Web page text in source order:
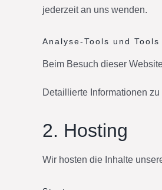
jederzeit an uns wenden.
Analyse-Tools und
Beim Besuch dieser
Detaillierte Informationen
2. Hosting
Wir hosten die Inhalte